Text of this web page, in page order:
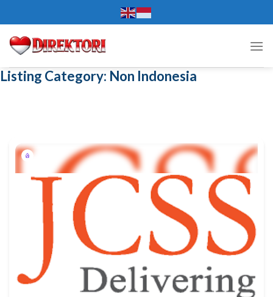
to
content
Listing Category: Non Indonesia